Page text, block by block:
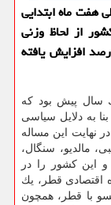
هفت ماه ابتدایی
از لحاظ وزنی
كاهش و از لحاظ ارزشی ۴۴.۲ درصد افزایش یافته
سال پیش بود كه
به دلایل سیاسی
نهایت این مساله
مالدیو، سنگال،
این كشور را در
اقتصادی قطر، یك
با قطر، همچون